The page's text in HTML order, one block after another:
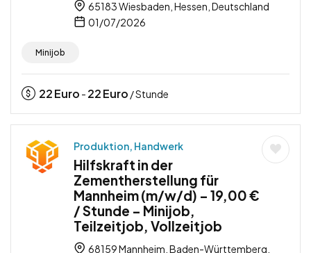
65183 Wiesbaden, Hessen, Deutschland
01/07/2026
Minijob
22Euro - 22Euro / Stunde
Produktion, Handwerk
Hilfskraft in der
Zementherstellung für
Mannheim (m/w/d) – 19,00 €
/ Stunde – Minijob,
Teilzeitjob, Vollzeitjob
68159 Mannheim, Baden-Württemberg,